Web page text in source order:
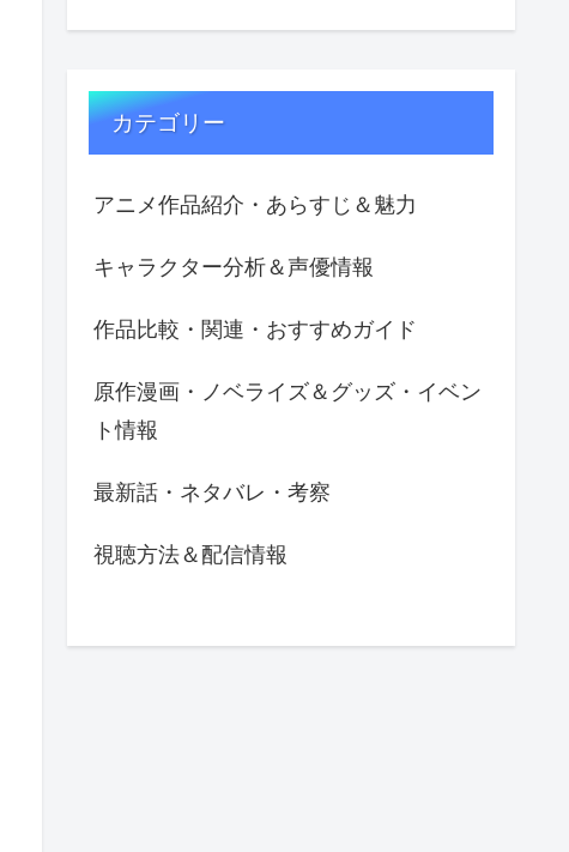
カテゴリー
アニメ作品紹介・あらすじ＆魅力
キャラクター分析＆声優情報
作品比較・関連・おすすめガイド
原作漫画・ノベライズ＆グッズ・イベン
ト情報
最新話・ネタバレ・考察
視聴方法＆配信情報